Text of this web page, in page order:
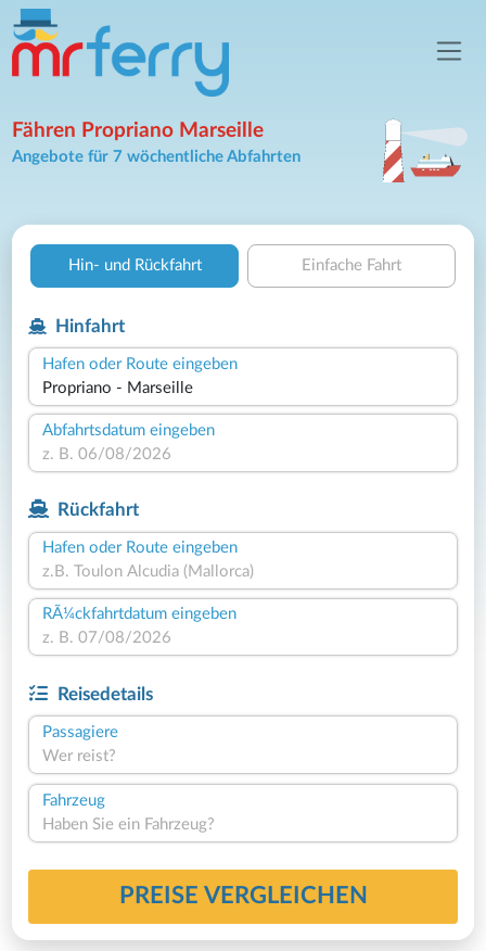
Fähren Propriano Marseille
Angebote für 7 wöchentliche Abfahrten
Hin- und Rückfahrt Einfache Fahrt
Hinfahrt
Hafen oder Route eingeben
Abfahrtsdatum eingeben
Rückfahrt
Hafen oder Route eingeben
RÃ¼ckfahrtdatum eingeben
Reisedetails
Passagiere
Wer reist?
Fahrzeug
Haben Sie ein Fahrzeug?
PREISE VERGLEICHEN